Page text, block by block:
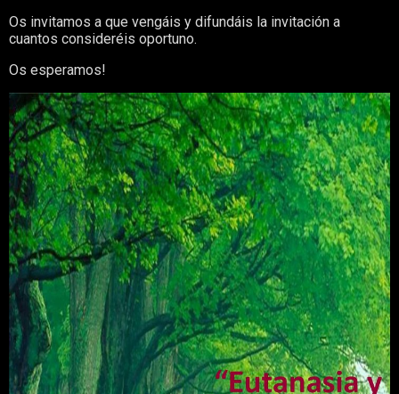
Os invitamos a que vengáis y difundáis la invitación a
cuantos consideréis oportuno.
Os esperamos!